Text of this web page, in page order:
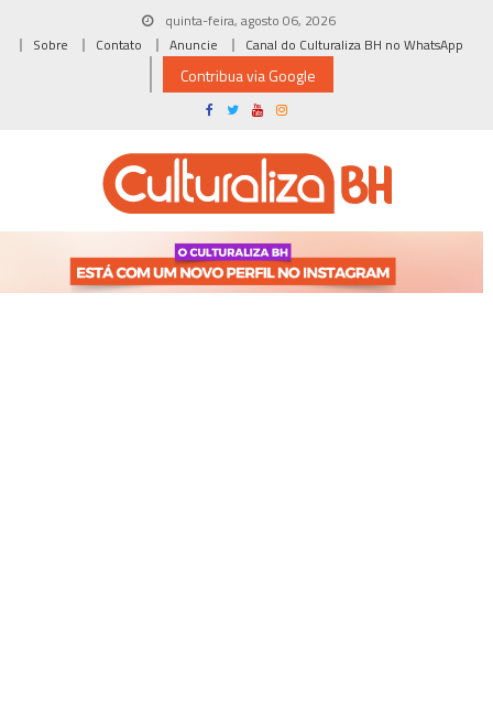
quinta-feira, agosto 06, 2026
Sobre
Contato Anuncie Canal do Culturaliza BH no WhatsApp
Contribua via Google